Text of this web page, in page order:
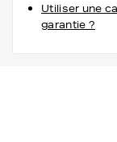
Utiliser une
garantie ?